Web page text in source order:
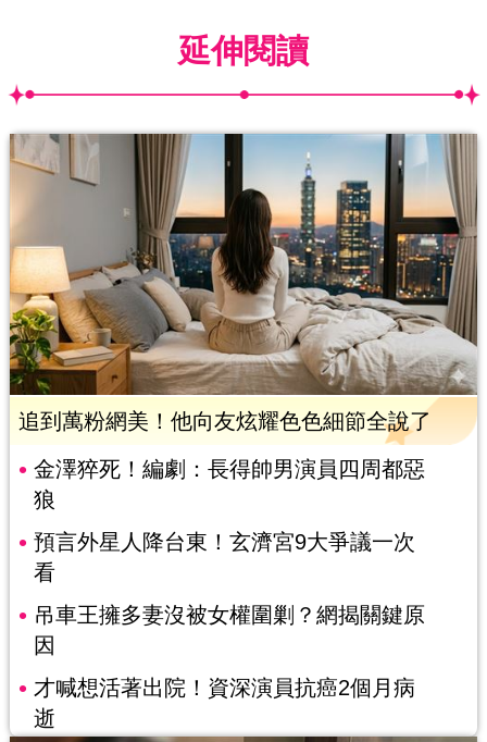
延伸閱讀
追到萬粉網美！他向友炫耀色色細節全說了
金澤猝死！編劇：長得帥男演員四周都惡
狼
預言外星人降台東！玄濟宮9大爭議一次
看
吊車王擁多妻沒被女權圍剿？網揭關鍵原
因
才喊想活著出院！資深演員抗癌2個月病
逝